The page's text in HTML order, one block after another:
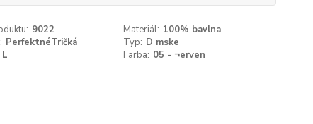
9022 Materiál: 100% bavlna
PerfektnéTričká Typ: D mske
L Farba: 05 - ¬erven